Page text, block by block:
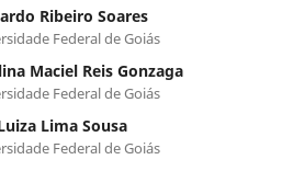
Ribeiro Soares
Federal de Goiás
Maciel Reis Gonzaga
Federal de Goiás
Lima Sousa
Federal de Goiás